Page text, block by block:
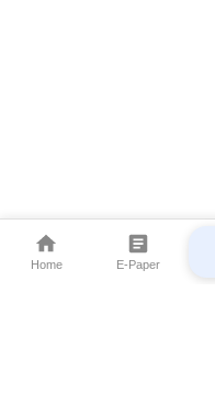
Home E-Paper